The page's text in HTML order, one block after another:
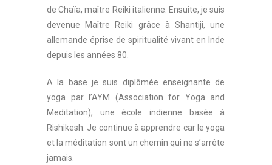
de Chaïa, maître Reiki italienne. Ensuite, je suis
devenue Maître Reiki grâce à Shantiji, une
allemande éprise de spiritualité vivant en Inde
depuis les années 80.
A la base je suis diplômée enseignante de
yoga par l’AYM (Association for Yoga and
Meditation), une école indienne basée à
Rishikesh. Je continue à apprendre car le yoga
et la méditation sont un chemin qui ne s’arrête
jamais.